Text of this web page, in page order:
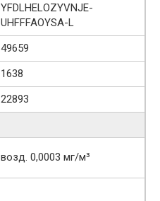
YFDLHELOZYVNJE-
UHFFFAOYSA-L
49659
1638
22893
возд. 0,0003 мг/м³